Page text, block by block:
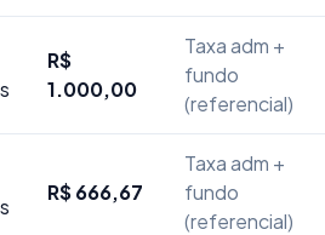
R$
1.000,00
Taxa adm +
fundo
(referencial)
R$ 666,67
Taxa adm +
fundo
(referencial)